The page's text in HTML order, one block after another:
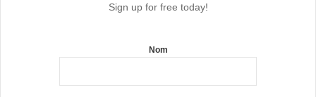
Sign up for free today!
Nom